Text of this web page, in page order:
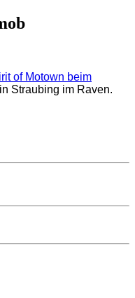
of Motown beim
Straubing im Raven.